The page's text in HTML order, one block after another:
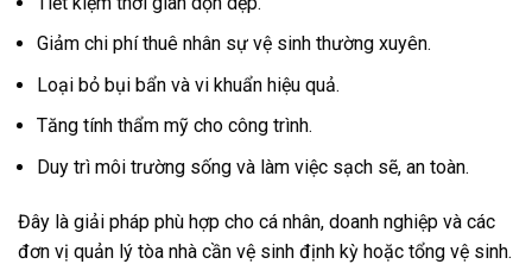
Giảm chi phí thuê nhân sự vệ sinh thường xuyên.
Loại bỏ bụi bẩn và vi khuẩn hiệu quả.
Tăng tính thẩm mỹ cho công trình.
Duy trì môi trường sống và làm việc sạch sẽ, an toàn.
Đây là giải pháp phù hợp cho cá nhân, doanh nghiệp và các
đơn vị quản lý tòa nhà cần vệ sinh định kỳ hoặc tổng vệ sinh.